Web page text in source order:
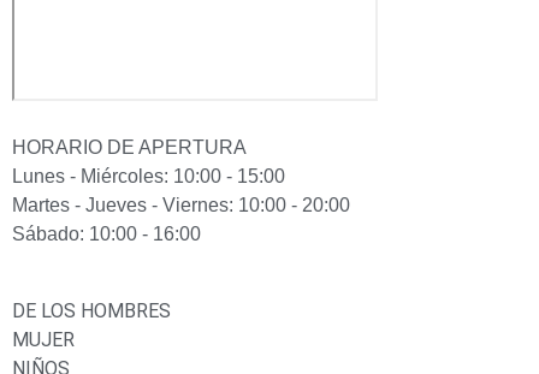
HORARIO DE APERTURA
Lunes - Miércoles: 10:00 - 15:00
Martes - Jueves - Viernes: 10:00 - 20:00
Sábado: 10:00 - 16:00
DE LOS HOMBRES
MUJER
NIÑOS